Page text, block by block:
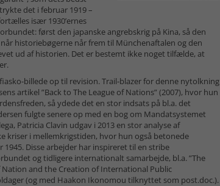
det i februar 1919 –
især 1930’ernes
først den japanske angrebskrig på Kina, så den
historiebøgerne når frem til Münchenaftalen og den
ud af historien. Det er bestemt ikke noget tilfælde, at
billede op til revision. Trail-blazer for denne nytolkning
artikel ”Back to The League of Nations” (2007), hvor hun
så ydede det en stor indsats på bl.a. det
fulgte senere op med en bog om Mandatsystemet
Patricia Clavin udgav i 2013 en stor analyse af
kriser i mellemkrigstiden, hvor hun også betonede
Disse arbejder har inspireret til en stribe
og tidligere internationalt samarbejde, bl.a. ”The
and the Creation of International Public
(og med Haakon Ikonomou tilknyttet som post.doc.).